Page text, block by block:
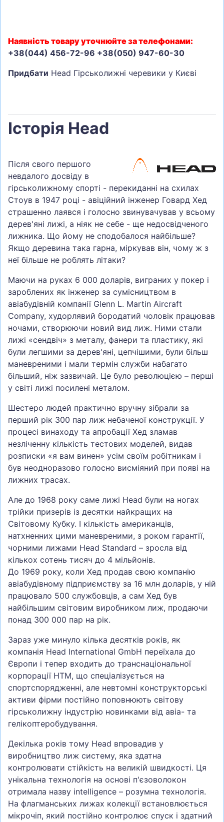
Наявність товару уточнюйте за телефонами:
+38(044) 456-72-96 +38(050) 947-60-30
Придбати Head Гірськолижні черевики у Києві
Історія Head
Після свого першого
невдалого досвіду в
гірськолижному спорті - перекиданні на схилах
Стоув в 1947 році - авіційний інженер Говард Хед
страшенно лаявся і голосно звинувачував у всьому
дерев'яні лижі, а ніяк не себе - ще недосвідченого
лижника. Що йому не сподобалося найбільше?
Якщо деревина така гарна, міркував він, чому ж з
неї більше не роблять літаки?
Маючи на руках 6 000 доларів, виграних у покер і
зароблених як інженер за сумісництвом в
авіабудівній компанії Glenn L. Martin Aircraft
Company, худорлявий бородатий чоловік працював
ночами, створюючи новий вид лиж. Ними стали
лижі «сендвіч» з металу, фанери та пластику, які
були легшими за дерев'яні, цепчішими, були більш
маневреними і мали термін служби набагато
більший, ніж зазвичай. Це було революцією – перші
у світі лижі посилені металом.
Шестеро людей практично вручну зібрали за
перший рік 300 пар лиж небаченої конструкції. У
процесі винаходу та апробації Хед зламав
незліченну кількість тестових моделей, видав
розписки «я вам винен» усім своїм робітникам і
був неодноразово голосно висміяний при появі на
лижних трасах.
Але до 1968 року саме лижі Head були на ногах
трійки призерів із десятки найкращих на
Світовому Кубку. І кількість американців,
натхненних цими маневреними, з роком гарантії,
чорними лижами Head Standard – зросла від
кількох сотень тисяч до 4 мільйонів.
До 1969 року, коли Хед продав свою компанію
авіабудівному підприємству за 16 млн доларів, у ній
працювало 500 службовців, а сам Хед був
найбільшим світовим виробником лиж, продаючи
понад 300 000 пар на рік.
Зараз уже минуло кілька десятків років, як
компанія Head International GmbH переїхала до
Європи і тепер входить до транснаціональної
корпорації HTM, що спеціалізується на
спортспорядженні, але невтомні конструкторські
активи фірми постійно поповнюють світову
гірськолижну індустрію новинками від авіа- та
гелікоптеробудування.
Декілька років тому Head впровадив у
виробництво лиж систему, яка здатна
контролювати стійкість на великій швидкості. Ця
унікальна технологія на основі п'єзоволокон
отримала назву intelligence – розумна технологія.
На флагманських лижах колекції встановлюється
мікрочіп, який постійно контролює спуск і здатний